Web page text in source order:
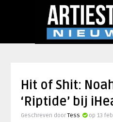
Hit of Shit:
‘Riptide’ bij
Geschreven doorTess op 13